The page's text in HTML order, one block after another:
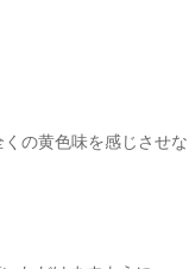
の黄色味を感じさせな